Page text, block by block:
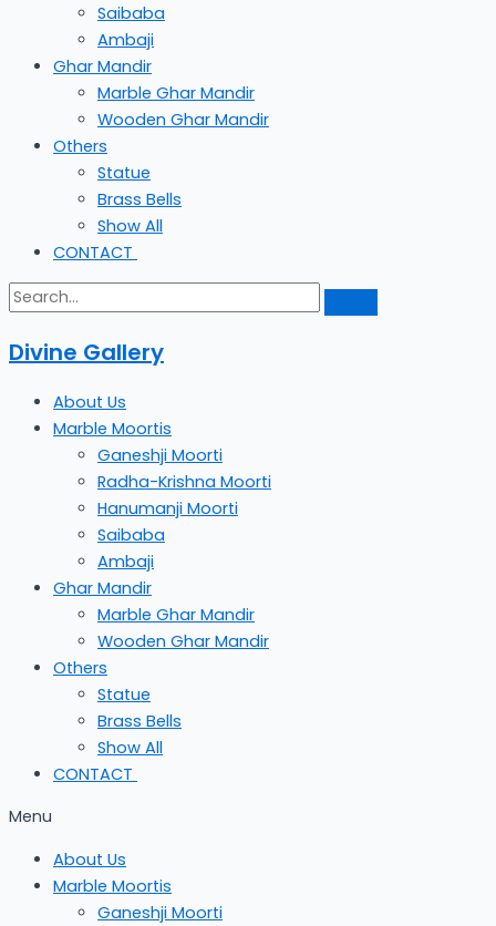
Saibaba
Ambaji
Ghar Mandir
Marble Ghar Mandir
Wooden Ghar Mandir
Others
Statue
Brass Bells
Show All
CONTACT
Divine Gallery
About Us
Marble Moortis
Ganeshji Moorti
Radha-Krishna Moorti
Hanumanji Moorti
Saibaba
Ambaji
Ghar Mandir
Marble Ghar Mandir
Wooden Ghar Mandir
Others
Statue
Brass Bells
Show All
CONTACT
Menu
About Us
Marble Moortis
Ganeshji Moorti